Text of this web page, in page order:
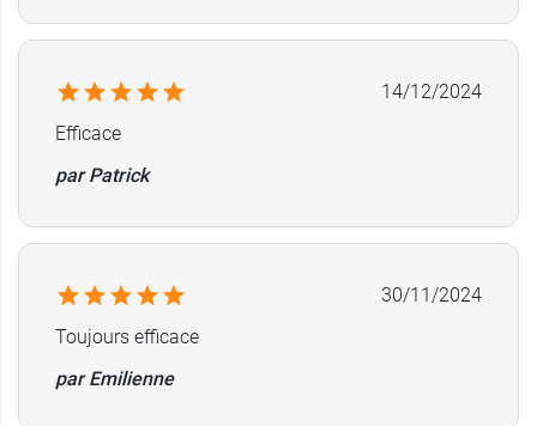
14/12/2024
Efficace
par Patrick
30/11/2024
Toujours efficace
par Emilienne